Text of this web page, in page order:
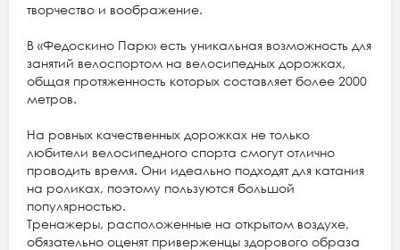
творчество и воображение.
В «Федоскино Парк» есть уникальная возможность для
занятий велоспортом на велосипедных дорожках,
общая протяженность которых составляет более 2000
метров.
На ровных качественных дорожках не только
любители велосипедного спорта смогут отлично
проводить время. Они идеально подходят для катания
на роликах, поэтому пользуются большой
популярностью.
Тренажеры, расположенные на открытом воздухе,
обязательно оценят приверженцы здорового образа